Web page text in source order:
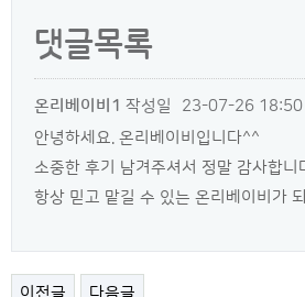
댓글목록
온리베이비1 작성일
23-07-26 18:50
안녕하세요. 온리베이비입니다^^
소중한 후기 남겨주셔서 정말 감사합니
항상 믿고 맡길 수 있는 온리베이비가
이전글 다음글